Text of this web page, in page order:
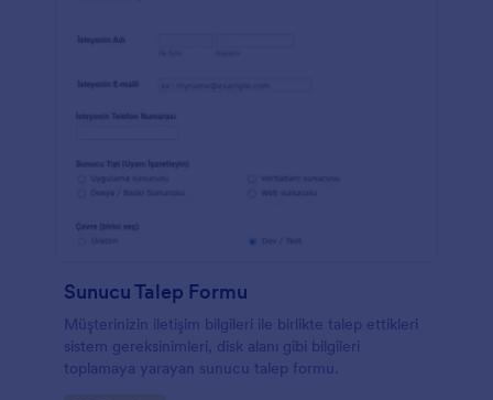
Sunucu Talep Formu
Müşterinizin iletişim bilgileri ile birlikte talep ettikleri
sistem gereksinimleri, disk alanı gibi bilgileri
toplamaya yarayan sunucu talep formu.